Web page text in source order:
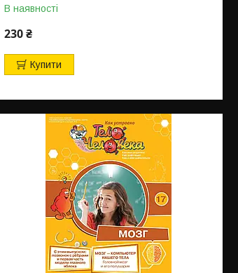
В наявності
230 ₴
Купити